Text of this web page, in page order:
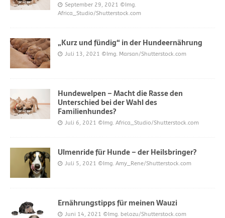
September 29, 2021 ©Img.
Africa_Studio/Shutterstock.com
„Kurz und fündig“ in der Hundeernährung
Juli 13, 2021 ©Img. Marsan/Shutterstock.com
Hundewelpen – Macht die Rasse den
Unterschied bei der Wahl des
Familienhundes?
Juli 6, 2021 ©Img. Africa_Studio/Shutterstock.com
Ulmenride für Hunde – der Heilsbringer?
Juli 5, 2021 ©Img. Amy_Rene/Shutterstock.com
Ernährungstipps für meinen Wauzi
Juni 14, 2021 ©Img. belozu/Shutterstock.com